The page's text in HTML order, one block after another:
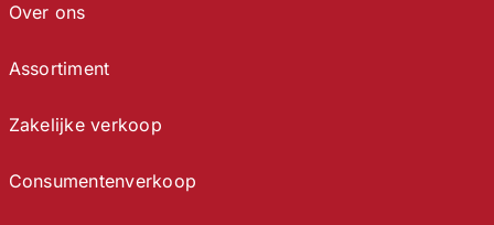
Over ons
Assortiment
Zakelijke verkoop
Consumentenverkoop